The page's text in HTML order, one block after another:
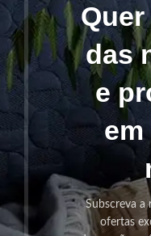
das
e
Subscreva a
ofertas